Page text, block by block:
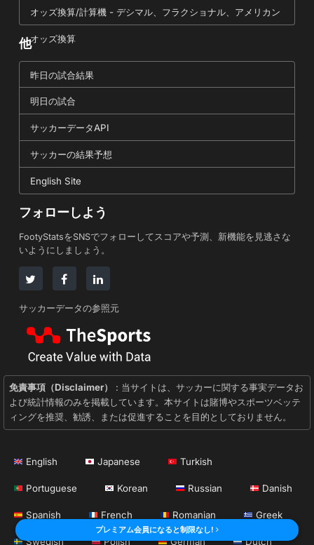
オッズ換算/計算機 - デシマル、フラクショナル、アメリカン
オッズ換算
他
昨日の試合結果
明日の試合
サッカーデータAPI
サッカーの結果予想
English Site
フォローしよう
FootyStatsをSNSでフォローしてスコアや予測、新機能を見逃さな
いようにしましょう。
サッカーデータの参照元
免責事項（Disclaimer）
: 当サイトは、サッカーに関する事実データお
よび統計情報のみを掲載しています。本サイトは賭博やスポーツベッテ
ィングを推奨、勧誘、または促進することを目的としておりません。
English Japanese Turkish
Portuguese Korean Russian Danish
Spanish French Romanian Greek
Swedish Polish German Dutch
プレミアム会員になると制限なし!